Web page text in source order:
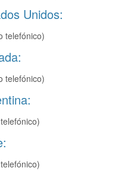
Unidos:
telefónico)
telefónico)